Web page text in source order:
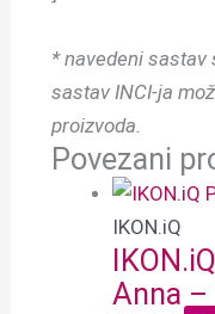
* navedeni
sastav INCI-ja
proizvoda.
Povezani
IKON.iQ
Anna –